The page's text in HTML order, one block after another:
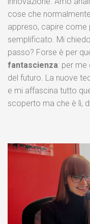
cose che
appreso, capire come
semplificato. Mi
passo? Forse è per
fantascienza: per me
del futuro. La nuove
e mi affascina tutto
scoperto ma che è lì,